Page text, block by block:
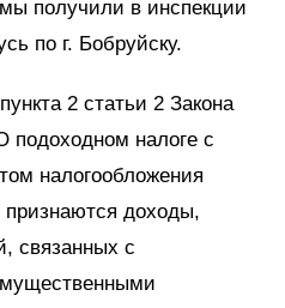
получили в инспекции
по г. Бобруйску.
2 статьи 2 Закона
подоходном налоге с
налогообложения
доходы,
связанных с